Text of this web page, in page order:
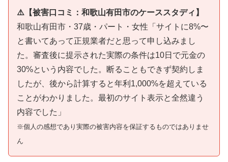
⚠️【被害口コミ：和歌山有田市のケーススタディ】
和歌山有田市・37歳・パート・女性「サイトに8%〜
と書いてあって正規業者だと思って申し込みまし
た。審査後に提示された実際の条件は10日で元金の
30%という内容でした。断ることもできず契約しま
したが、後から計算すると年利1,000%を超えている
ことがわかりました。最初のサイト表示と全然違う
内容でした」
※個人の感想であり実際の被害内容を保証するものではありませ
ん